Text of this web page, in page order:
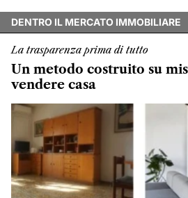
DENTRO IL MERCATO IMMOBILIARE
La trasparenza prima di tutto
Un metodo costruito su
vendere casa